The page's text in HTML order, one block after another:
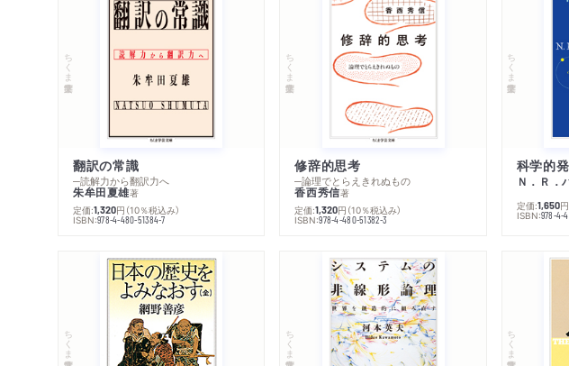
ちくま学芸文庫
翻訳の常識
─読解力から翻訳力へ
朱牟田夏雄著
定価:1,320円 （10％税込み）
ISBN:978-4-480-51384-7
ちくま学芸文庫
修辞的思考
─論理でとらえきれぬもの
香西秀信著
定価:1,320円 （10％税込み）
ISBN:978-4-480-51382-3
ちくま学芸文庫
科学的
Ｎ．Ｒ．
定価:1,650円
ISBN:978-4-
ちくま学芸文庫 ちくま学芸文庫 ちくま学芸文庫